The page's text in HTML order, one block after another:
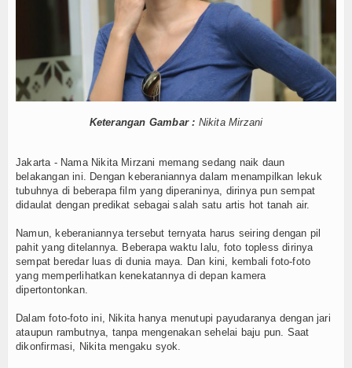
Obat Nyeri & Demam
Tokoh
Index Berita
Dokumen A
Dokumen B
Dokumen C
Video
Ini 3 Fakta Tentang Hari Raya Umat Islam Sedunia
Mandi
Gaung Suara RI dalam Konf. Islam Internasional
Dukungan penuh dari Orang tua Bagi Karier Jessica Mila
Cara
Keterangan Gambar : Nikita Mirzani
Jakarta - Nama Nikita Mirzani memang sedang naik daun
belakangan ini. Dengan keberaniannya dalam menampilkan lekuk
tubuhnya di beberapa film yang diperaninya, dirinya pun sempat
didaulat dengan predikat sebagai salah satu artis hot tanah air.
Namun, keberaniannya tersebut ternyata harus seiring dengan pil
pahit yang ditelannya. Beberapa waktu lalu, foto topless dirinya
sempat beredar luas di dunia maya. Dan kini, kembali foto-foto
yang memperlihatkan kenekatannya di depan kamera
dipertontonkan.
Dalam foto-foto ini, Nikita hanya menutupi payudaranya dengan jari
ataupun rambutnya, tanpa mengenakan sehelai baju pun. Saat
dikonfirmasi, Nikita mengaku syok.